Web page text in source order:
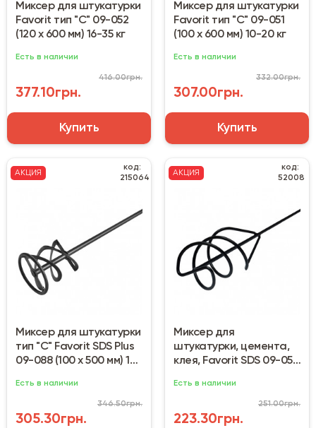
Миксер для штукатурки
Favorit тип "С" 09-052
(120 x 600 мм) 16-35 кг
Есть в наличии
377.10грн.
416.00грн.
Купить
Миксер для штукатурки
Favorit тип "С" 09-051
(100 x 600 мм) 10-20 кг
Есть в наличии
307.00грн.
332.00грн.
Купить
АКЦИЯ
код:
215064
Миксер для штукатурки
тип "С" Favorit SDS Plus
09-088 (100 х 500 мм) 10-
Есть в наличии
305.30грн.
346.50грн.
АКЦИЯ
код:
52008
Миксер для
штукатурки, цемента,
клея, Favorit SDS 09-059
Есть в наличии
223.30грн.
251.00грн.